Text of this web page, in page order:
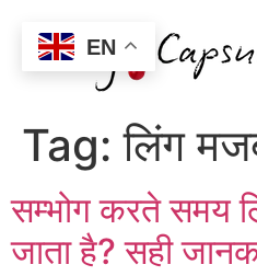
Tag:लिंग
सम्भोग करते समय
जाता है? सही
EN